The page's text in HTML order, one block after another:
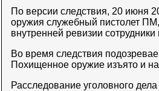
По версии следствия, 20 июня
оружия служебный пистолет
внутренней ревизии
Во время следствия
Похищенное оружие изъято и
Расследование уголовного